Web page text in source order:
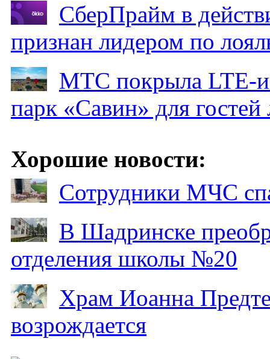
СберПрайм в
признан лидером по
МТС покрыла LTE-
парк «Савин» для гостей
Хорошие новости:
Сотрудники МЧС
В Шадринске
отделения школы №20
Храм Иоанна
возрождается